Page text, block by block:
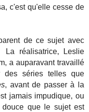
c'est qu'elle cesse de
de ce sujet avec
réalisatrice, Leslie
a auparavant travaillé
des séries telles que
, avant de passer à la
jamais impudique, ou
que le sujet est